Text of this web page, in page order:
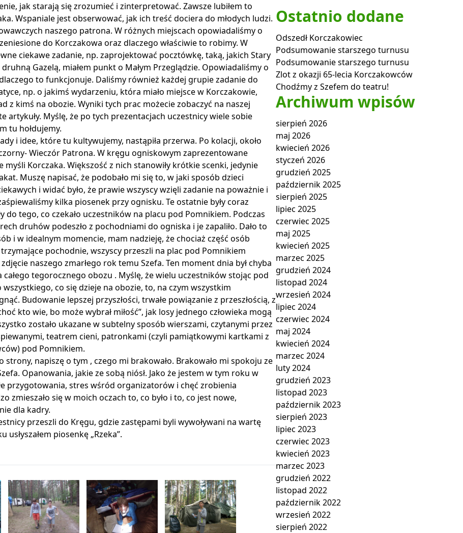
jak starają się zrozumieć i zinterpretować. Zawsze lubiłem to
Wspaniale jest obserwować, jak ich treść dociera do młodych ludzi.
naszego patrona. W różnych miejscach opowiadaliśmy o
do Korczakowa oraz dlaczego właściwie to robimy. W
ciekawe zadanie, np. zaprojektować pocztówkę, taką, jakich Stary
Gazelą, miałem punkt o Małym Przeglądzie. Opowiadaliśmy o
to funkcjonuje. Daliśmy również każdej grupie zadanie do
np. o jakimś wydarzeniu, która miało miejsce w Korczakowie,
kimś na obozie. Wyniki tych prac możecie zobaczyć na naszej
artykuły. Myślę, że po tych prezentacjach uczestnicy wiele sobie
tu hołdujemy.
i idee, które tu kultywujemy, nastąpiła przerwa. Po kolacji, około
Wieczór Patrona. W kręgu ogniskowym zaprezentowane
Korczaka. Większość z nich stanowiły krótkie scenki, jedynie
Muszę napisać, że podobało mi się to, w jaki sposób dzieci
i widać było, że prawie wszyscy wzięli zadanie na poważnie i
kilka piosenek przy ognisku. Te ostatnie były coraz
tego, co czekało uczestników na placu pod Pomnikiem. Podczas
druhów podeszło z pochodniami do ogniska i je zapaliło. Dało to
i w idealnym momencie, mam nadzieję, że chociaż część osób
pochodnie, wszyscy przeszli na plac pod Pomnikiem
naszego zmarłego rok temu Szefa. Ten moment dnia był chyba
tegorocznego obozu . Myślę, że wielu uczestników stojąc pod
co się dzieje na obozie, to, na czym wszystkim
Budowanie lepszej przyszłości, trwałe powiązanie z przeszłością, z
kto wie, bo może wybrał miłość”, jak losy jednego człowieka mogą
zostało ukazane w subtelny sposób wierszami, czytanymi przez
teatrem cieni, patronkami (czyli pamiątkowymi kartkami z
pod Pomnikiem.
napiszę o tym , czego mi brakowało. Brakowało mi spokoju ze
Opanowania, jakie ze sobą niósł. Jako że jestem w tym roku w
przygotowania, stres wśród organizatorów i chęć zrobienia
zmieszało się w moich oczach to, co było i to, co jest nowe,
dla kadry.
przeszli do Kręgu, gdzie zastępami byli wywoływani na wartę
piosenkę „Rzeka”.
Ostatnio dodane
Odszedł Korczakowiec
Podsumowanie starszego turnusu
Podsumowanie starszego turnusu
Zlot z okazji 65-lecia Korczakowców
Chodźmy z Szefem do teatru!
Archiwum wpisów
sierpień 2026
maj 2026
kwiecień 2026
styczeń 2026
grudzień 2025
październik 2025
sierpień 2025
lipiec 2025
czerwiec 2025
maj 2025
kwiecień 2025
marzec 2025
grudzień 2024
listopad 2024
wrzesień 2024
lipiec 2024
czerwiec 2024
maj 2024
kwiecień 2024
marzec 2024
luty 2024
grudzień 2023
listopad 2023
październik 2023
sierpień 2023
lipiec 2023
czerwiec 2023
kwiecień 2023
marzec 2023
grudzień 2022
listopad 2022
październik 2022
wrzesień 2022
sierpień 2022